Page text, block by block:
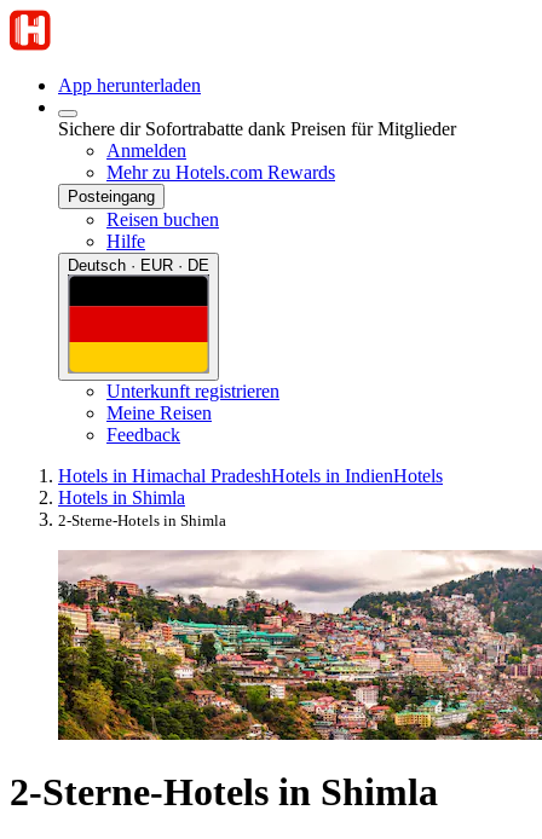
App herunterladen
Sichere dir Sofortrabatte dank Preisen für Mitglieder
Anmelden
Mehr zu Hotels.com Rewards
Posteingang
Reisen buchen
Hilfe
Deutsch · EUR · DE
Unterkunft registrieren
Meine Reisen
Feedback
Hotels in Himachal PradeshHotels in IndienHotels
Hotels in Shimla
2-Sterne-Hotels in Shimla
2-Sterne-Hotels in Shimla